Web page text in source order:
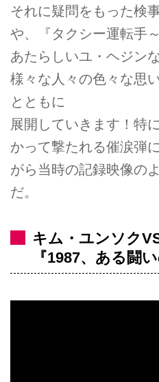
それに疑問をもった検
や、『タクシー運転手
あたらしいユ・ヘジン
様々な人々の色々な思
とともに
展開していきます！特
かって撃たれる催涙弾
がら当時の記録映像の
だ。
キム・ユンソク
『1987、ある闘